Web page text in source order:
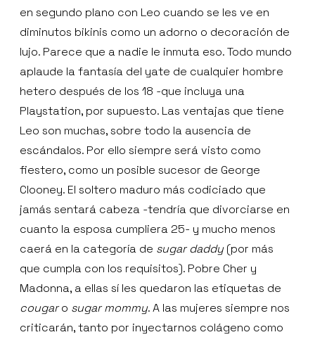
en segundo plano con Leo cuando se les ve en
diminutos bikinis como un adorno o decoración de
lujo. Parece que a nadie le inmuta eso. Todo mundo
aplaude la fantasía del yate de cualquier hombre
hetero después de los 18 -que incluya una
Playstation, por supuesto. Las ventajas que tiene
Leo son muchas, sobre todo la ausencia de
escándalos. Por ello siempre será visto como
fiestero, como un posible sucesor de George
Clooney. El soltero maduro más codiciado que
jamás sentará cabeza -tendría que divorciarse en
cuanto la esposa cumpliera 25- y mucho menos
caerá en la categoría de sugar daddy(por más
que cumpla con los requisitos). Pobre Cher y
Madonna, a ellas sí les quedaron las etiquetas de
cougaro sugar mommy. A las mujeres siempre nos
criticarán, tanto por inyectarnos colágeno como